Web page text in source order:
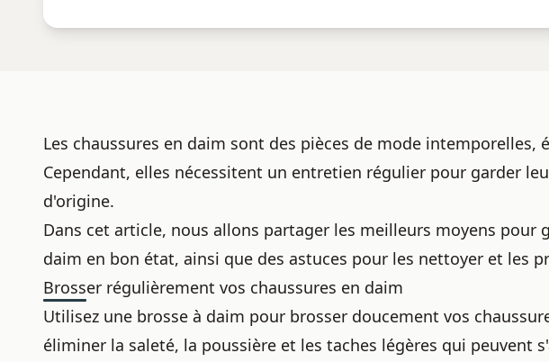
Les chaussures en daim sont des pièces de mode intemporelles,
Cependant, elles nécessitent un entretien régulier pour garder
d'origine.
Dans cet article, nous allons partager les meilleurs moyens pour
daim en bon état, ainsi que des astuces pour les nettoyer et les
Brosser régulièrement vos chaussures en daim
Utilisez une brosse à daim pour brosser doucement vos
éliminer la saleté, la poussière et les taches légères qui peuvent